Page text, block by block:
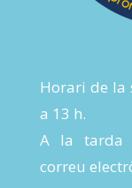
Horari de la
a 13 h.
A la tarda
correu